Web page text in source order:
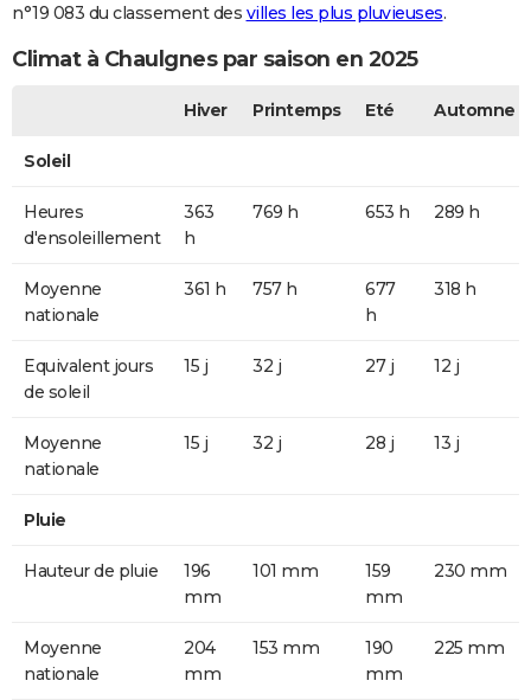
n°19 083 du classement des villes les plus pluvieuses.
Climat à Chaulgnes par saison en 2025
Hiver Printemps Eté Automne
Soleil
Heures
d'ensoleillement
363
h
769 h 653 h 289 h
Moyenne
nationale
361 h 757 h
677
h
318 h
Equivalent jours
de soleil
15 j 32 j 27 j 12 j
Moyenne
nationale
15 j 32 j 28 j 13 j
Pluie
Hauteur de pluie
196
mm
101 mm
159
mm
230 mm
Moyenne
nationale
204
mm
153 mm
190
mm
225 mm